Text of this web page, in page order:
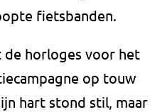
fietsbanden.
de horloges voor het
op touw
hart stond stil, maar